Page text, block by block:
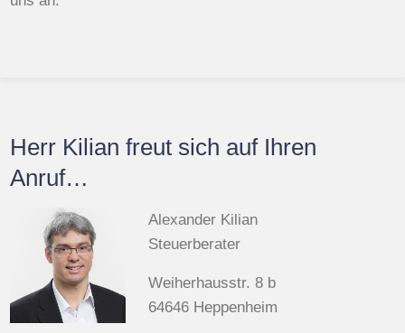
Herr Kilian freut sich auf Ihren
Anruf…
Alexander Kilian
Steuerberater
Weiherhausstr. 8 b
64646 Heppenheim